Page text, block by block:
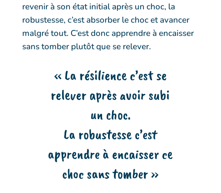
revenir à son état initial après un choc, la
robustesse, c’est absorber le choc et avancer
malgré tout. C’est donc apprendre à encaisser
sans tomber plutôt que se relever.
« La résilience c’est se
relever après avoir subi
un choc.
La robustesse c’est
apprendre à encaisser ce
choc sans tomber »